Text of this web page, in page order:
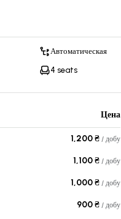
Автоматическая
4 seats
Цена
1,200 ₴ / добу
1,100 ₴ / добу
1,000 ₴ / добу
900 ₴ / добу